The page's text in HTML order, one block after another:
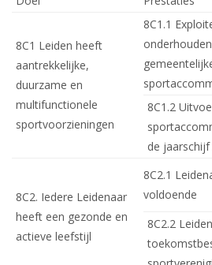
8C1 Leiden heeft
aantrekkelijke,
duurzame en
multifunctionele
sportvoorzieningen
8C1.1
8C1.2
de jaarschijf
8C2. Iedere Leidenaar
heeft een gezonde en
actieve leefstijl
8C2.1
voldoende
8C2.2